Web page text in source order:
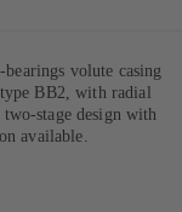
volute casing
BB2, with radial
stage design with
available.